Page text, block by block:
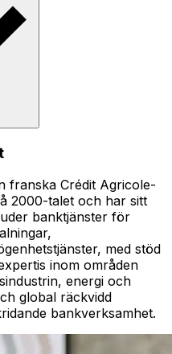
franska Crédit Agricole-
2000-talet och har sitt
banktjänster för
med stöd
inom områden
energi och
global räckvidd
bankverksamhet.